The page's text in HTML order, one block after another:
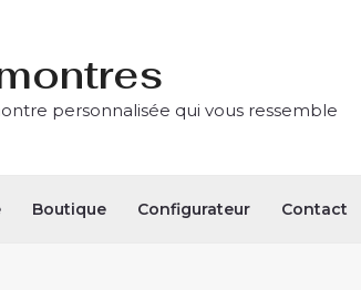
personnalisée qui vous ressemble
Boutique Configurateur Contact